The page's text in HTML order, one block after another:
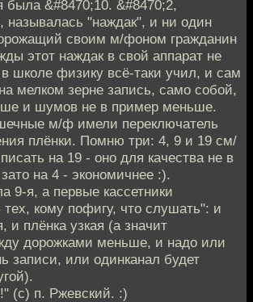
была &#8470;10. &#8470;2,
называлась "наждак", и ни один
своим м/фоном гражданин
этот наждак в свой аппарат не
школе физику всё-таки учил, и сам
мелком зерне запись, само собой,
и шумов не в пример меньше.
м/ф имели переключатель
плёнки. Помню три: 4, 9 и 19 см/
на 19 - оно для качества не в
на 4 - экономичнее :).
9-я, а первые кассетники
кому пофигу, что слушать": и
и плёнка узкая (а значит
дорожками меньше, и надо или
записи, или одинканал будет
(с) п. Ржевский. :)